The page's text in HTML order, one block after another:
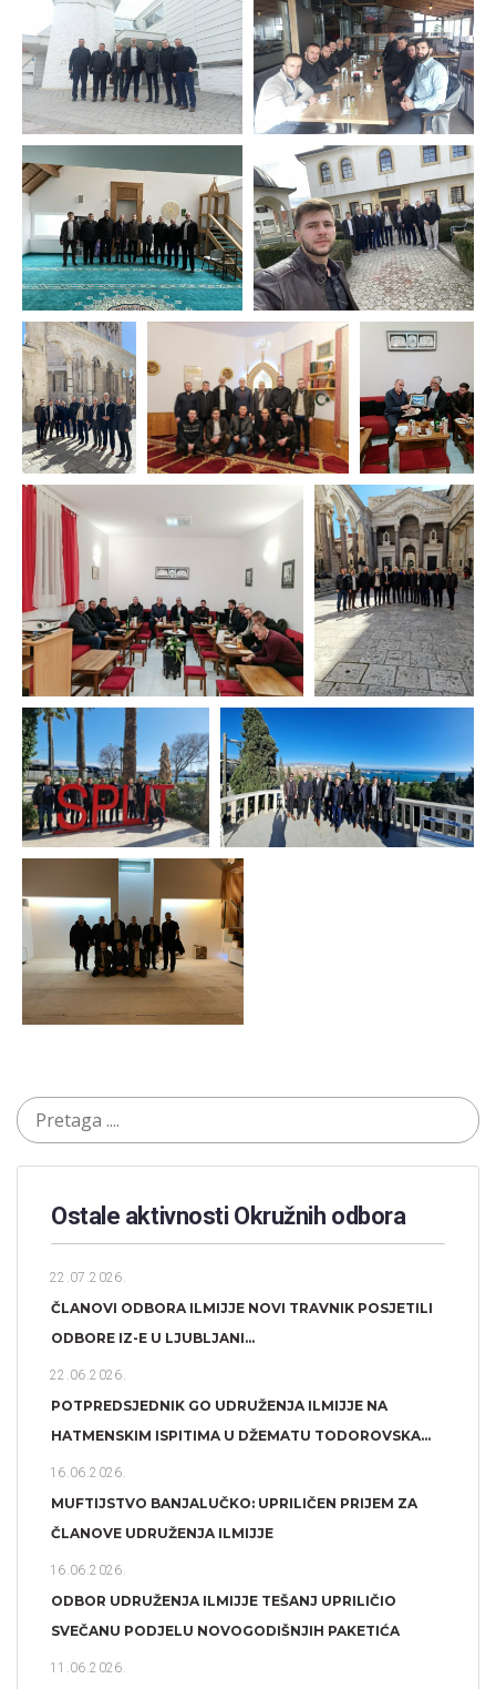
Ostale aktivnosti Okružnih odbora​
22.07.2026.
ČLANOVI ODBORA ILMIJJE NOVI TRAVNIK POSJETILI
ODBORE IZ-E U LJUBLJANI...
22.06.2026.
POTPREDSJEDNIK GO UDRUŽENJA ILMIJJE NA
HATMENSKIM ISPITIMA U DŽEMATU TODOROVSKA...
16.06.2026.
MUFTIJSTVO BANJALUČKO: UPRILIČEN PRIJEM ZA
ČLANOVE UDRUŽENJA ILMIJJE
16.06.2026.
ODBOR UDRUŽENJA ILMIJJE TEŠANJ UPRILIČIO
SVEČANU PODJELU NOVOGODIŠNJIH PAKETIĆA
11.06.2026.